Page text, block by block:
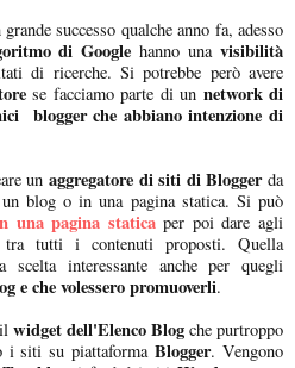
successo qualche anno fa, adesso
di Google hanno unavisibilità
di ricerche. Si potrebbe però avere
se facciamo parte di un network di
blogger che abbiano intenzione di
unaggregatore di siti di Bloggerda
blog o in una pagina statica. Si può
una pagina staticaper poi dare agli
tutti i contenuti proposti. Quella
scelta interessante anche per quegli
e che volessero promuoverli.
widget dell'Elenco Blogche purtroppo
i siti su piattaformaBlogger. Vengono